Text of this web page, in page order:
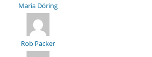
Maria Döring
Rob Packer